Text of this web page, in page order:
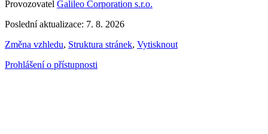
Provozovatel Galileo Corporation s.r.o.
Poslední aktualizace: 7. 8. 2026
Změna vzhledu, Struktura stránek, Vytisknout
Prohlášení o přístupnosti